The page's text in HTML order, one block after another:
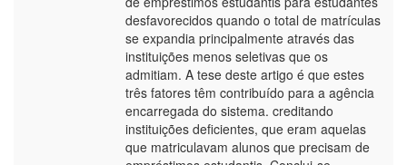
desfavorecidos quando o total de matrículas
se expandia principalmente através das
instituições menos seletivas que os
admitiam. A tese deste artigo é que estes
três fatores têm contribuído para a agência
encarregada do sistema. creditando
instituições deficientes, que eram aquelas
que matriculavam alunos que precisam de